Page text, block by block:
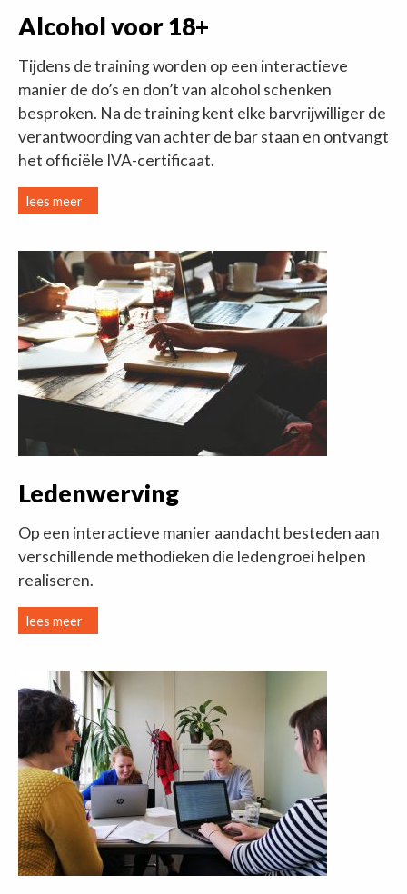
Alcohol voor 18+
Tijdens de training worden op een interactieve
manier de do’s en don’t van alcohol schenken
besproken. Na de training kent elke barvrijwilliger de
verantwoording van achter de bar staan en ontvangt
het officiële IVA-certificaat.
lees meer
Ledenwerving
Op een interactieve manier aandacht besteden aan
verschillende methodieken die ledengroei helpen
realiseren.
lees meer